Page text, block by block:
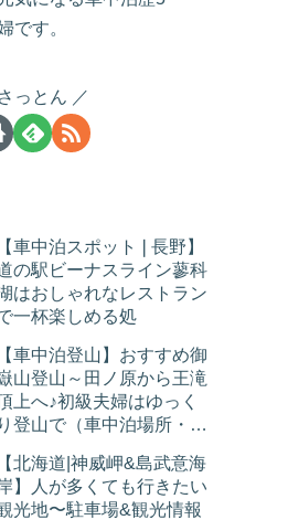
です。
さっとん
【車中泊スポット❘長野】
の駅ビーナスライン蓼科
はおしゃれなレストラン
一杯楽しめる処
【車中泊登山】おすすめ御
山登山～田ノ原から王滝
上へ♪初級夫婦はゆっく
り登山で（車中泊場所・温
【北海道|神威岬&島武意海
】人が多くても行きたい
光地〜駐車場&観光情報